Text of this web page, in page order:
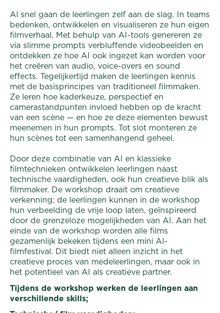
Al snel gaan de leerlingen zelf aan de slag. In teams
bedenken, ontwikkelen en visualiseren ze hun eigen
filmverhaal. Met behulp van AI-tools genereren ze
via slimme prompts verbluffende videobeelden en
ontdekken ze hoe AI ook ingezet kan worden voor
het creëren van audio, voice-overs en sound
effects. Tegelijkertijd maken de leerlingen kennis
met de basisprincipes van traditioneel filmmaken.
Ze leren hoe kaderkeuze, perspectief en
camerastandpunten invloed hebben op de kracht
van een scène — en hoe ze deze elementen bewust
meenemen in hun prompts. Tot slot monteren ze
hun scènes tot een samenhangend geheel.
Door deze combinatie van AI en klassieke
filmtechnieken ontwikkelen leerlingen naast
technische vaardigheden, ook hun creatieve blik als
filmmaker. De workshop draait om creatieve
verkenning; de leerlingen kunnen in de workshop
hun verbeelding de vrije loop laten, geïnspireerd
door de grenzeloze mogelijkheden van AI. Aan het
einde van de workshop worden alle films
gezamenlijk bekeken tijdens een mini AI-
filmfestival. Dit biedt niet alleen inzicht in het
creatieve proces van medeleerlingen, maar ook in
het potentieel van AI als creatieve partner.
Tijdens de workshop werken de leerlingen aan
verschillende skills;